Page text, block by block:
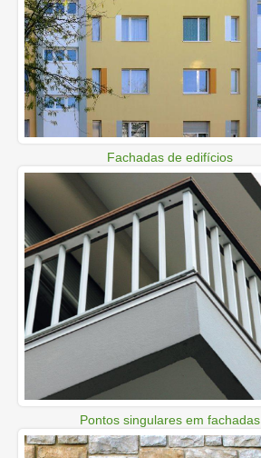
Fachadas de edifícios
Pontos singulares em fachadas